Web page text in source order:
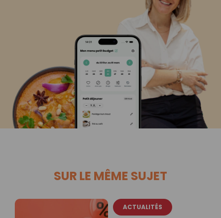
SUR LE MÊME SUJET
ACTUALITÉS